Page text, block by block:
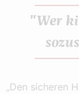
"Wer
„Den sicheren